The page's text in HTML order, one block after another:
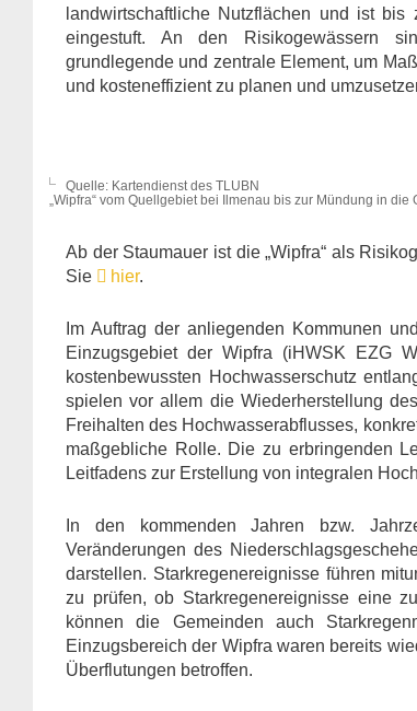
landwirtschaftliche Nutzflächen und ist
eingestuft. An den Risikogewässern
grundlegende und zentrale Element, um
und kosteneffizient zu planen und
Quelle: Kartendienst des TLUBN
„Wipfra“ vom Quellgebiet bei Ilmenau bis zur Mündung in die
Ab der Staumauer ist die „Wipfra“ als
Sie
hier.
Im Auftrag der anliegenden Kommunen
Einzugsgebiet der Wipfra (iHWSK EZG
kostenbewussten Hochwasserschutz
spielen vor allem die Wiederherstellung
Freihalten des Hochwasserabflusses,
maßgebliche Rolle. Die zu erbringenden
Leitfadens zur Erstellung von integralen
In den kommenden Jahren bzw.
Veränderungen des
darstellen. Starkregenereignisse führen
zu prüfen, ob Starkregenereignisse eine
können die Gemeinden auch
Einzugsbereich der Wipfra waren bereits
Überflutungen betroffen.